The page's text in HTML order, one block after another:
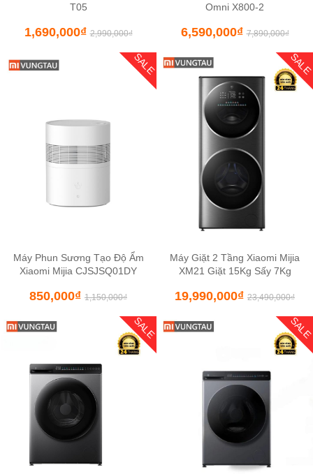
T05
1,690,000₫ 2,990,000₫
Omni X800-2
6,590,000₫ 7,890,000₫
SALE
Máy Phun Sương Tạo Độ Ẩm
Xiaomi Mijia CJSJSQ01DY
850,000₫ 1,150,000₫
SALE
Máy Giặt 2 Tầng Xiaomi Mijia
XM21 Giặt 15Kg Sấy 7Kg
19,990,000₫ 23,490,000₫
SALE SALE